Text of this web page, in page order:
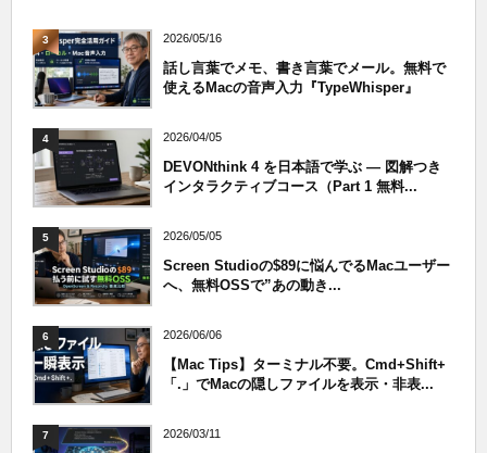
3 2026/05/16
話し言葉でメモ、書き言葉でメール。無料で
使えるMacの音声入力『TypeWhisper』
4 2026/04/05
DEVONthink 4 を日本語で学ぶ — 図解つき
インタラクティブコース（Part 1 無料...
5 2026/05/05
Screen Studioの$89に悩んでるMacユーザー
へ、無料OSSで”あの動き...
6 2026/06/06
【Mac Tips】ターミナル不要。Cmd+Shift+
「.」でMacの隠しファイルを表示・非表...
7 2026/03/11